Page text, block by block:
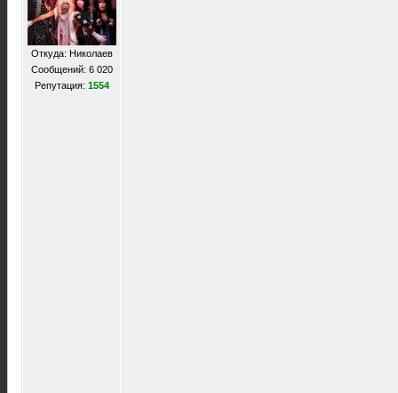
Откуда: Николаев
Сообщений: 6 020
Репутация: 1554